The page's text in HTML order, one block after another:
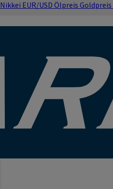
Nikkei EUR/USD Ölpreis Goldpreis